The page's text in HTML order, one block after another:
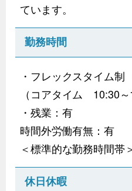
ています。
勤務時間
・フレックスタイム
（コアタイム 10:30～
・残業：有
時間外労働有無：有
＜標準的な勤務時間帯
休日休暇